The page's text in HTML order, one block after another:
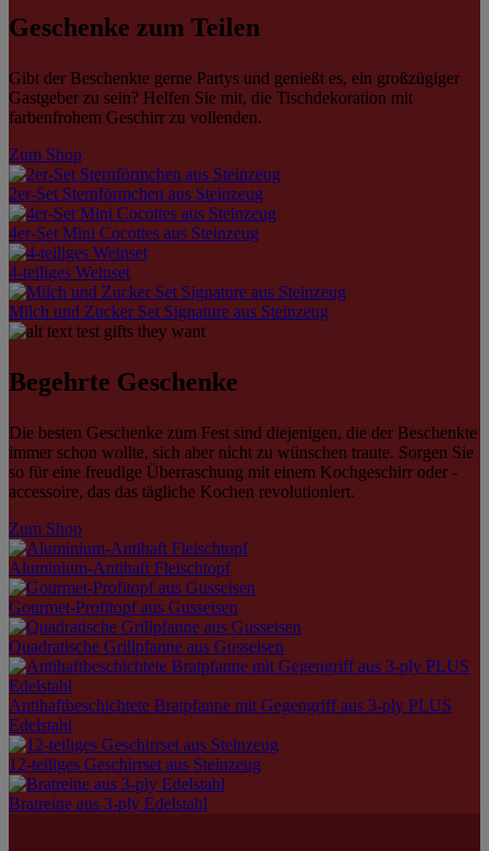
Geschenke zum Teilen
Gibt der Beschenkte gerne Partys und genießt es, ein großzügiger
Gastgeber zu sein? Helfen Sie mit, die Tischdekoration mit
farbenfrohem Geschirr zu vollenden.
Zum Shop
2er-Set Sternförmchen aus Steinzeug
4er-Set Mini Cocottes aus Steinzeug
4-teiliges Weinset
Milch und Zucker Set Signature aus Steinzeug
Begehrte Geschenke
Die besten Geschenke zum Fest sind diejenigen, die der Beschenkte
immer schon wollte, sich aber nicht zu wünschen traute. Sorgen Sie
so für eine freudige Überraschung mit einem Kochgeschirr oder -
accessoire, das das tägliche Kochen revolutioniert.
Zum Shop
Aluminium-Antihaft Fleischtopf
Gourmet-Profitopf aus Gusseisen
Quadratische Grillpfanne aus Gusseisen
Antihaftbeschichtete Bratpfanne mit Gegengriff aus 3-ply PLUS
Edelstahl
12-teiliges Geschirrset aus Steinzeug
Bratreine aus 3-ply Edelstahl